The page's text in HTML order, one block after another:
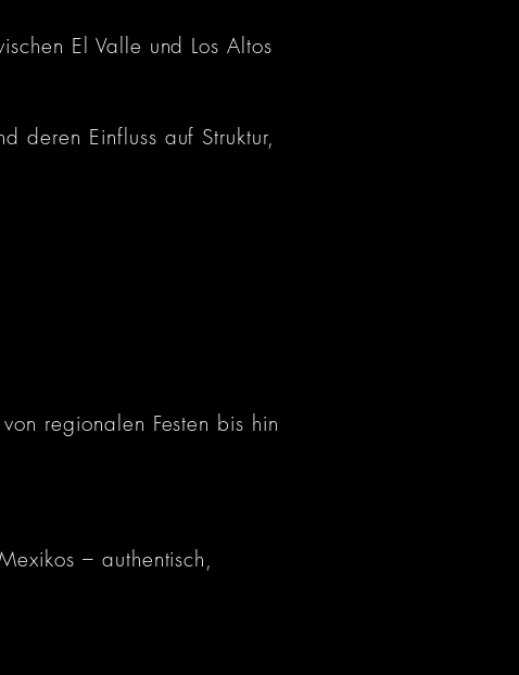
El Valle und Los Altos
deren Einfluss auf Struktur,
regionalen Festen bis hin
– authentisch,